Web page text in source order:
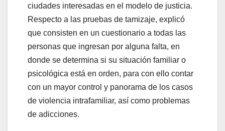
ciudades interesadas en el modelo de justicia.
Respecto a las pruebas de tamizaje, explicó
que consisten en un cuestionario a todas las
personas que ingresan por alguna falta, en
donde se determina si su situación familiar o
psicológica está en orden, para con ello contar
con un mayor control y panorama de los casos
de violencia intrafamiliar, así como problemas
de adicciones.